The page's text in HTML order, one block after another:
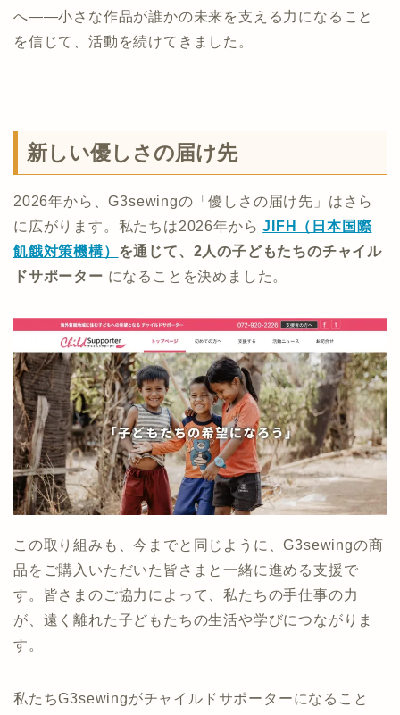
へ――小さな作品が誰かの未来を支える力になること
を信じて、活動を続けてきました。
新しい優しさの届け先
2026年から、G3sewingの「優しさの届け先」はさら
に広がります。私たちは2026年からJIFH（日本国際
飢餓対策機構） を通じて、2人の子どもたちのチャイル
ドサポーター になることを決めました。
この取り組みも、今までと同じように、G3sewingの商
品をご購入いただいた皆さまと一緒に進める支援で
す。皆さまのご協力によって、私たちの手仕事の力
が、遠く離れた子どもたちの生活や学びにつながりま
す。
私たちG3sewingがチャイルドサポーターになること